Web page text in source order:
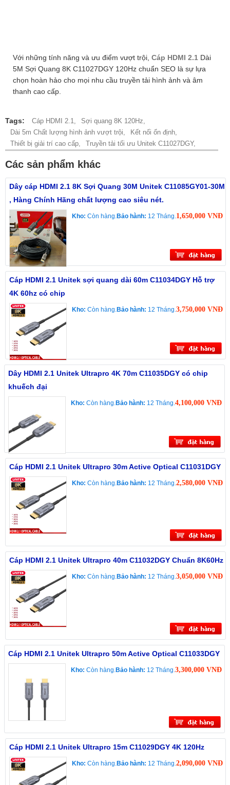
Với những tính năng và ưu điểm vượt trội, Cáp HDMI 2.1 Dài
5M Sợi Quang 8K C11027DGY 120Hz chuẩn SEO là sự lựa
chọn hoàn hảo cho mọi nhu cầu truyền tải hình ảnh và âm
thanh cao cấp.
Tags: Cáp HDMI 2.1,
Sợi quang 8K 120Hz,
Dài 5m Chất lượng hình ảnh vượt trội,
Kết nối ổn định,
Thiết bị giải trí cao cấp,
Truyền tải tối ưu Unitek C11027DGY,
Các sản phẩm khác
Dây cáp HDMI 2.1 8K Sợi Quang 30M Unitek C11085GY01-30M
, Hàng Chính Hãng chất lượng cao siêu nét.
Kho: Còn hàng.Bảo hành: 12 Tháng.1,650,000 VNĐ
Cáp HDMI 2.1 Unitek sợi quang dài 60m C11034DGY Hỗ trợ
4K 60hz có chip
Kho: Còn hàng.Bảo hành: 12 Tháng.3,750,000 VNĐ
Dây HDMI 2.1 Unitek Ultrapro 4K 70m C11035DGY có chip
khuếch đại
Kho: Còn hàng.Bảo hành: 12 Tháng.4,100,000 VNĐ
Cáp HDMI 2.1 Unitek Ultrapro 30m Active Optical C11031DGY
Kho: Còn hàng.Bảo hành: 12 Tháng.2,580,000 VNĐ
Cáp HDMI 2.1 Unitek Ultrapro 40m C11032DGY Chuẩn 8K60Hz
Kho: Còn hàng.Bảo hành: 12 Tháng.3,050,000 VNĐ
Cáp HDMI 2.1 Unitek Ultrapro 50m Active Optical C11033DGY
Kho: Còn hàng.Bảo hành: 12 Tháng.3,300,000 VNĐ
Cáp HDMI 2.1 Unitek Ultrapro 15m C11029DGY 4K 120Hz
Kho: Còn hàng.Bảo hành: 12 Tháng.2,090,000 VNĐ